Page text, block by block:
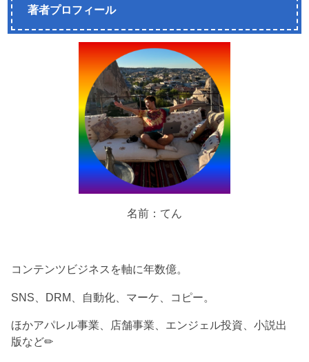
著者プロフィール
名前：てん
コンテンツビジネスを軸に年数億。
SNS、DRM、自動化、マーケ、コピー。
ほかアパレル事業、店舗事業、エンジェル投資、小説出
版など✏︎